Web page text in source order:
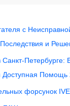
с
и
Санкт-Петербурге:
Доступная Помощь
форсунок